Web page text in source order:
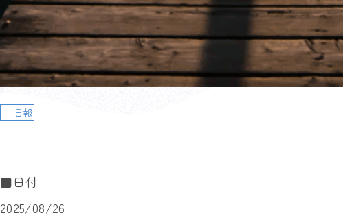
日報
■日付
2025/08/26